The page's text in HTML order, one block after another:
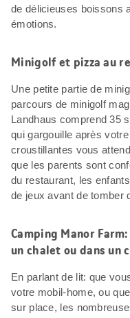
de délicieuses boissons
émotions.
Minigolf et pizza au
Une petite partie de
parcours de minigolf
Landhaus comprend 35
qui gargouille après
croustillantes vous
que les parents sont
du restaurant, les
de jeux avant de tomber
Camping Manor
un chalet ou dans un
En parlant de lit: que
votre mobil-home, ou
sur place, les